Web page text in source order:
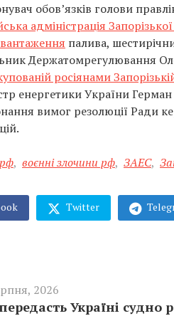
обов’язків голови
адміністрація
палива,
Держатомрегулювання
росіянами
енергетики України
вимог резолюції Ради
, воєнні злочини рф, ЗАЕС,
Twitter
2026
Україні судно